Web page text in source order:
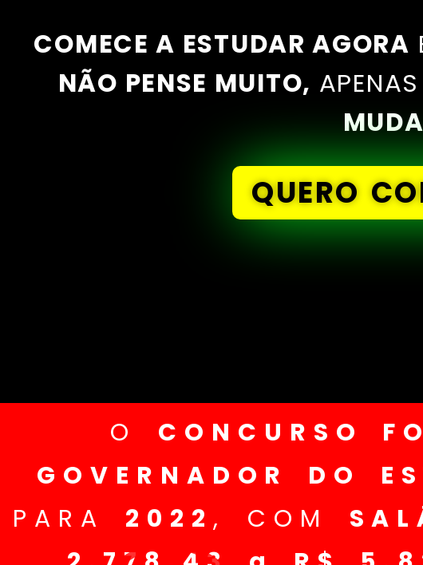
COMECE A ESTUDAR AGORA
NÃO PENSE MUITO,
QUERO
O CONCURSO
GOVERNADOR DO
PARA 2022, COM